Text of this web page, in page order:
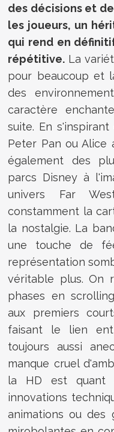
des décisions et
les joueurs, un
qui rend en
répétitive. La
pour beaucoup et
des
caractère
suite. En
Peter Pan ou Alice
également des
parcs Disney à
univers Far
constamment la
la nostalgie. La
une touche de
représentation
véritable plus. On
phases en
aux premiers
faisant le lien
toujours aussi
manque cruel
la HD est
innovations
animations ou des